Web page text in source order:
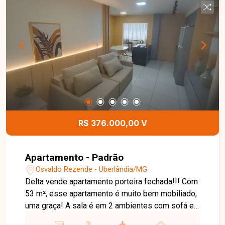
área de serviço e 01 vaga de garagem. Os
ambientes são bem distribuídos e possuem
marcenaria planejada, garantindo funcionalidade e
excelente aproveitamento dos espaços. O
apartamento dispõe ainda de elevador e
acabamento de excelente padrão. Esta é uma
excelente oportunidade para quem busca um
apartamento moderno, confortável e muito bem
localizado no bairro Santa Mônica. Agende uma
visita e venha conhecer todos os detalhes deste
R$ 376.000,00 V
Apartamento - Padrão
Osvaldo Rezende - Uberlândia/MG
Delta vende apartamento porteira fechada!!! Com
53 m², esse apartamento é muito bem mobiliado,
uma graça! A sala é em 2 ambientes com sofá e